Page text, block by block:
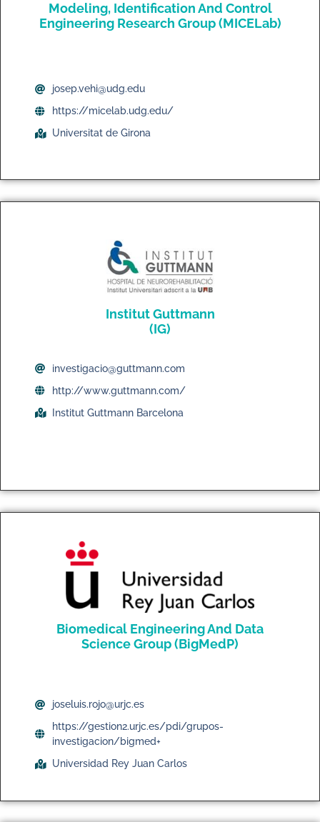
Modeling, Identification And Control
Engineering Research Group (MICELab)
josep.vehi@udg.edu
https://micelab.udg.edu/
Universitat de Girona
Institut Guttmann
(IG)
investigacio@guttmann.com
http://www.guttmann.com/
Institut Guttmann Barcelona
Biomedical Engineering And Data
Science Group (BigMedP)
joseluis.rojo@urjc.es
https://gestion2.urjc.es/pdi/grupos-
investigacion/bigmed+
Universidad Rey Juan Carlos